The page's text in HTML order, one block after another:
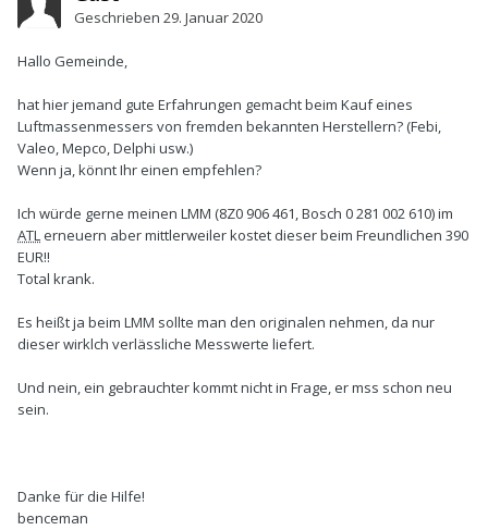
Geschrieben 29. Januar 2020
Hallo Gemeinde,
hat hier jemand gute Erfahrungen gemacht beim Kauf eines
Luftmassenmessers von fremden bekannten Herstellern? (Febi,
Valeo, Mepco, Delphi usw.)
Wenn ja, könnt Ihr einen empfehlen?
Ich würde gerne meinen LMM (8Z0 906 461, Bosch 0 281 002 610) im
ATL erneuern aber mittlerweiler kostet dieser beim Freundlichen 390
EUR!!
Total krank.
Es heißt ja beim LMM sollte man den originalen nehmen, da nur
dieser wirklch verlässliche Messwerte liefert.
Und nein, ein gebrauchter kommt nicht in Frage, er mss schon neu
sein.
Danke für die Hilfe!
benceman